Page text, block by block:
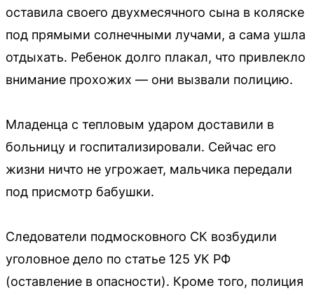
оставила своего двухмесячного сына в коляске
под прямыми солнечными лучами, а сама ушла
отдыхать. Ребенок долго плакал, что привлекло
внимание прохожих — они вызвали полицию.
Младенца с тепловым ударом доставили в
больницу и госпитализировали. Сейчас его
жизни ничто не угрожает, мальчика передали
под присмотр бабушки.
Следователи подмосковного СК возбудили
уголовное дело по статье 125 УК РФ
(оставление в опасности). Кроме того, полиция